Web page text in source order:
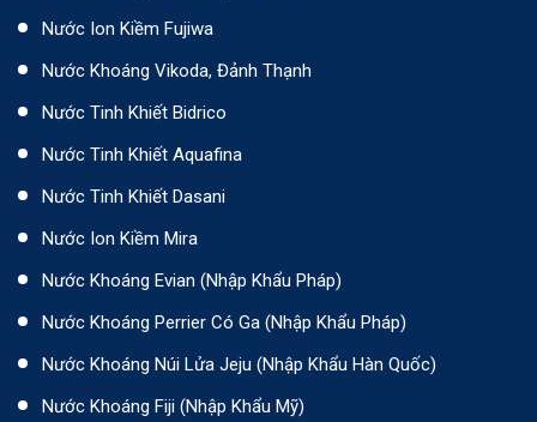
Nước Ion Kiềm Fujiwa
Nước Khoáng Vikoda, Đảnh Thạnh
Nước Tinh Khiết Bidrico
Nước Tinh Khiết Aquafina
Nước Tinh Khiết Dasani
Nước Ion Kiềm Mira
Nước Khoáng Evian (Nhập Khẩu Pháp)
Nước Khoáng Perrier Có Ga (nhập Khẩu Pháp)
Nước Khoáng Núi Lửa Jeju (nhập Khẩu Hàn Quốc)
Nước Khoáng Fiji (Nhập Khẩu Mỹ)